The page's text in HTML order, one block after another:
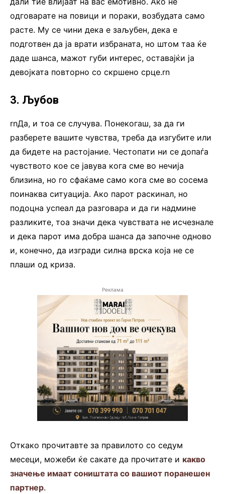
одговарате на повици и пораки, возбудата само
расте. Му се чини дека е заљубен, дека е
подготвен да ја врати избраната, но штом таа ќе
даде шанса, мажот губи интерес, оставајќи ја
девојката повторно со скршено срце.rn
3. Љубов
rnДа, и тоа се случува. Понекогаш, за да ги
разберете вашите чувства, треба да изгубите или
да бидете на растојание. Честопати ни се допаѓа
чувството кое се јавува кога сме во нечија
близина, но го сфаќаме само кога сме во сосема
поинаква ситуација. Ако парот раскинал, но
подоцна успеал да разговара и да ги надмине
разликите, тоа значи дека чувствата не исчезнале
и дека парот има добра шанса да започне одново
и, конечно, да изгради силна врска која не се
плаши од криза.
Реклама
Откако прочитавте за правилото со седум
месеци, можеби ќе сакате да прочитате и какво
значење имаат соништата со вашиот поранешен
партнер.